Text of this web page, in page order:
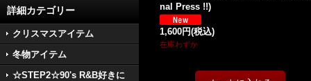
詳細カテゴリー
クリスマスアイテム
冬物アイテム
☆STEP2☆90's R&B好きに
nal Press !!)
1,600円(税込)
在庫わずか